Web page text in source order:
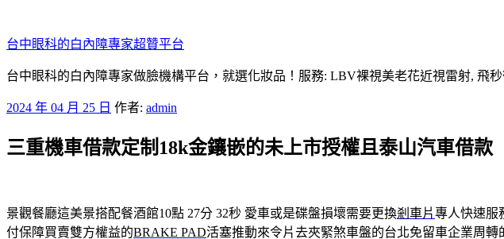
至
主
要
容
台中眼科的白內障專家超贊平台
台中眼科的白內障專家做臉機構平台，就選化妝品！服務: LBV裸視美老花近視雷射, 飛秒
發
於
2024 年 04 月 25 日 作者: admin
三重機車借款定制18k金鑲嵌的未上市授權且泰山汽車借款
景觀餐廳這美景搭配餐酒館10點 27分 32秒 愛車或是碟盤損壞需要更換剎車片專人快速服
付保障買賣雙方權益的BRAKE PAD活塞推動來令片去夾緊煞車盤的台北免留車企業周轉